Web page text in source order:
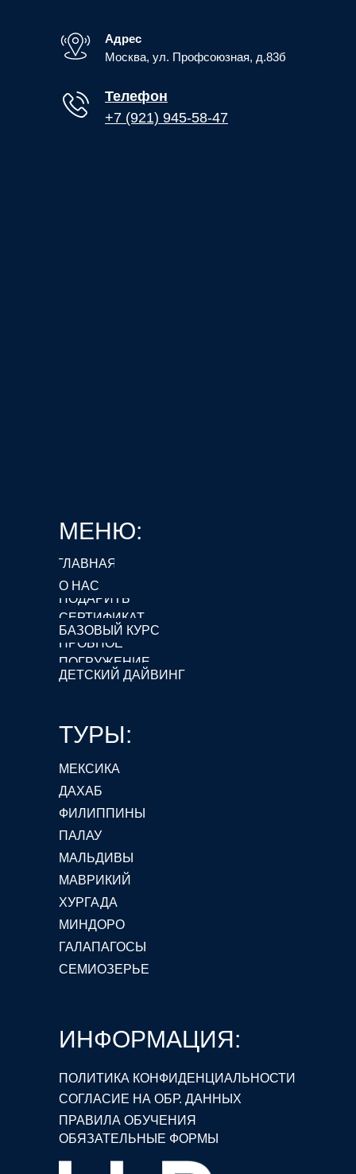
Адрес
Москва, ул. Профсоюзная, д.83б
Телефон
+7 (921) 945-58-47
ГЛАВНАЯ
О НАС
МЕНЮ:
МЕКСИКА
ДАХАБ
ФИЛИППИНЫ
ПАЛАУ
МАЛЬДИВЫ
МАВРИКИЙ
ГАЛАПАГОСЫ
ХУРГАДА
МИНДОРО
СЕМИОЗЕРЬЕ
ТУРЫ:
ИНФОРМАЦИЯ:
ПОЛИТИКА КОНФИДЕНЦИАЛЬНОСТИ
СОГЛАСИЕ НА ОБР. ДАННЫХ
ПРАВИЛА ОБУЧЕНИЯ
ОБЯЗАТЕЛЬНЫЕ ФОРМЫ
ПОДАРИТЬ
СЕРТИФИКАТ
БАЗОВЫЙ КУРС
ПРОБНОЕ
ПОГРУЖЕНИЕ
ДЕТСКИЙ ДАЙВИНГ